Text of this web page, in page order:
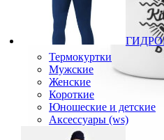
Термокуртки
Мужские
Женские
Короткие
Юношеские и детские
Аксессуары (ws)